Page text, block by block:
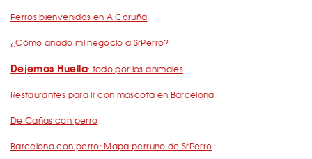
Perros bienvenidos en A Coruña
¿Cómo añado mi negocio a SrPerro?
Dejemos Huella: todo por los animales
Restaurantes para ir con mascota en Barcelona
De Cañas con perro
Barcelona con perro: Mapa perruno de SrPerro